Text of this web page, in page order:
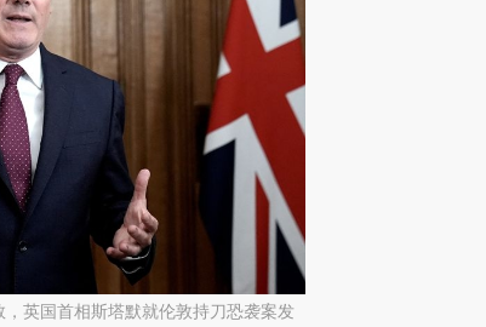
英国首相斯塔默就伦敦持刀恐袭案发